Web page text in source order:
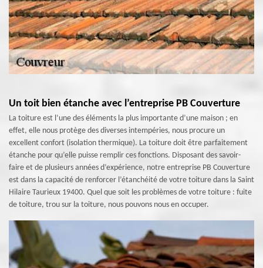
Un toit bien étanche avec l’entreprise PB Couverture
La toiture est l’une des éléments la plus importante d’une maison ; en
effet, elle nous protège des diverses intempéries, nous procure un
excellent confort (isolation thermique). La toiture doit être parfaitement
étanche pour qu’elle puisse remplir ces fonctions. Disposant des savoir-
faire et de plusieurs années d’expérience, notre entreprise PB Couverture
est dans la capacité de renforcer l’étanchéité de votre toiture dans la Saint
Hilaire Taurieux 19400. Quel que soit les problèmes de votre toiture : fuite
de toiture, trou sur la toiture, nous pouvons nous en occuper.